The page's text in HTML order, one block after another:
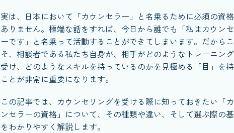
実は、日本において「カウンセラー」と名乗るために必須の資
ありません。極端な話をすれば、今日から誰でも「私はカウン
ーです」と名乗って活動することができてしまいます。だからこ
そ、相談者である私たち自身が、相手がどのようなトレーニン
受け、どのようなスキルを持っているのかを見極める「目」を
ことが非常に重要になります。
この記事では、カウンセリングを受ける際に知っておきたい「
ンセラーの資格」について、その種類や違い、そして選ぶ際の
をわかりやすく解説します。